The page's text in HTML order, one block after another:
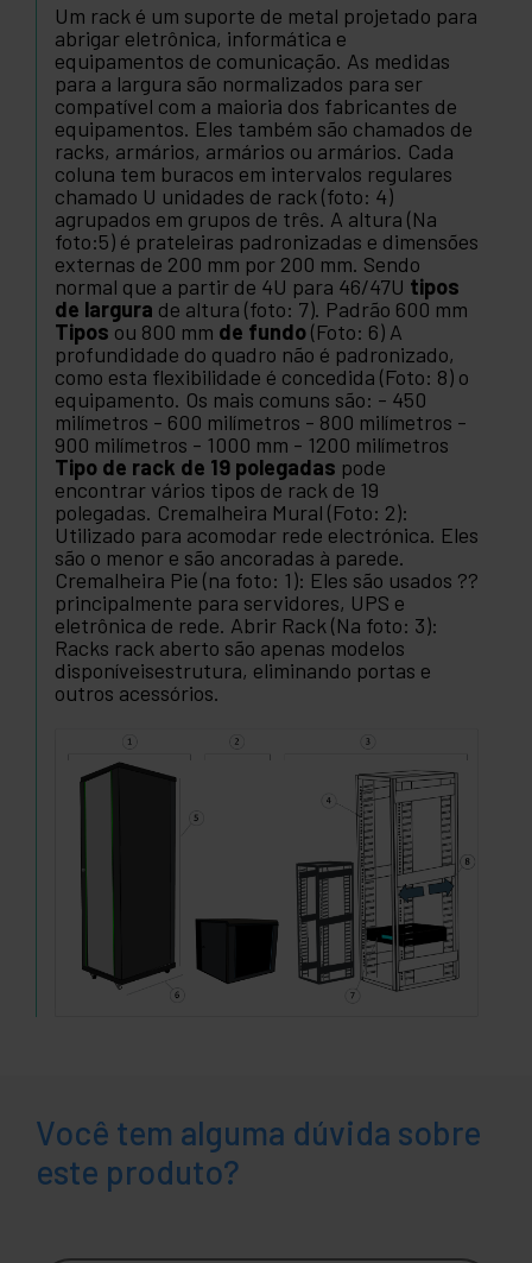
Um rack é um suporte de metal projetado para
abrigar eletrônica, informática e
equipamentos de comunicação. As medidas
para a largura são normalizados para ser
compatível com a maioria dos fabricantes de
equipamentos. Eles também são chamados de
racks, armários, armários ou armários. Cada
coluna tem buracos em intervalos regulares
chamado U unidades de rack (foto: 4)
agrupados em grupos de três. A altura (Na
foto:5) é prateleiras padronizadas e dimensões
externas de 200 mm por 200 mm. Sendo
normal que a partir de 4U para 46/47U tipos
de largura de altura (foto: 7). Padrão 600 mm
Tiposou 800 mm de fundo(Foto: 6) A
profundidade do quadro não é padronizado,
como esta flexibilidade é concedida (Foto: 8) o
equipamento. Os mais comuns são: - 450
milímetros - 600 milímetros - 800 milímetros -
900 milímetros - 1000 mm - 1200 milímetros
Tipo de rack de 19 polegadas pode
encontrar vários tipos de rack de 19
polegadas. Cremalheira Mural (Foto: 2):
Utilizado para acomodar rede electrónica. Eles
são o menor e são ancoradas à parede.
Cremalheira Pie (na foto: 1): Eles são usados ??
principalmente para servidores, UPS e
eletrônica de rede. Abrir Rack (Na foto: 3):
Racks rack aberto são apenas modelos
disponíveisestrutura, eliminando portas e
outros acessórios.
Você tem alguma dúvida sobre
este produto?